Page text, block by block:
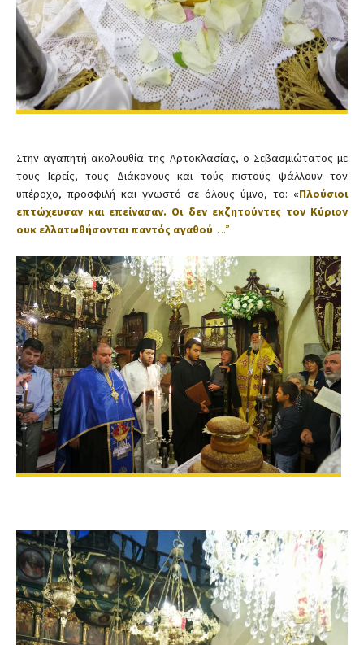
Στην αγαπητή ακολουθία της Αρτοκλασίας, ο Σεβασμιώτατος με
τους Ιερείς, τους Διάκονους και τούς πιστούς ψάλλουν τον
υπέροχο, προσφιλή και γνωστό σε όλους ύμνο, το: «Πλούσιοι
επτώχευσαν και επείνασαν. Οι δεν εκζητούντες τον Κύριον
ουκ ελλατωθήσονται παντός αγαθού….”